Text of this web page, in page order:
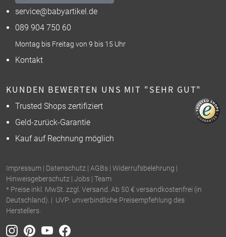
service@babyartikel.de
089 904 750 60
Montag bis Freitag von 9 bis 15 Uhr
Kontakt
KUNDEN BEWERTEN UNS MIT "SEHR GUT"
Trusted Shops zertifiziert
Geld-zurück-Garantie
Kauf auf Rechnung möglich
Impressum | Datenschutz | AGBs | Widerrufsbelehrung |
Hinweisgeberschutz | Jobs | Team
* Preise inkl. MwSt. zzgl. Versand. Ab 50 € versandkostenfrei (in
Deutschland). | UVP: unverbindliche Preisempfehlung des
Herstellers.